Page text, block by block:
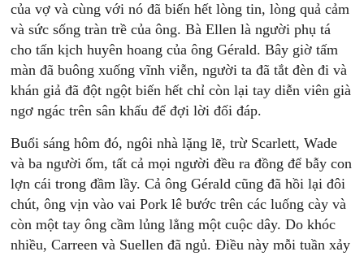
của vợ và cùng với nó đã biến hết lòng tin, lòng quả cảm
và sức sống tràn trề của ông. Bà Ellen là người phụ tá
cho tấn kịch huyên hoang của ông Gérald. Bây giờ tấm
màn đã buông xuống vĩnh viễn, người ta đã tắt đèn đi và
khán giả đã đột ngột biến hết chỉ còn lại tay diễn viên già
ngơ ngác trên sân khấu để đợi lời đối đáp.
Buổi sáng hôm đó, ngôi nhà lặng lẽ, trừ Scarlett, Wade
và ba người ốm, tất cả mọi người đều ra đồng để bẫy con
lợn cái trong đầm lầy. Cả ông Gérald cũng đã hồi lại đôi
chút, ông vịn vào vai Pork lê bước trên các luống cày và
còn một tay ông cầm lủng lẳng một cuộc dây. Do khóc
nhiều, Carreen và Suellen đã ngủ. Ðiều này mỗi tuần xảy